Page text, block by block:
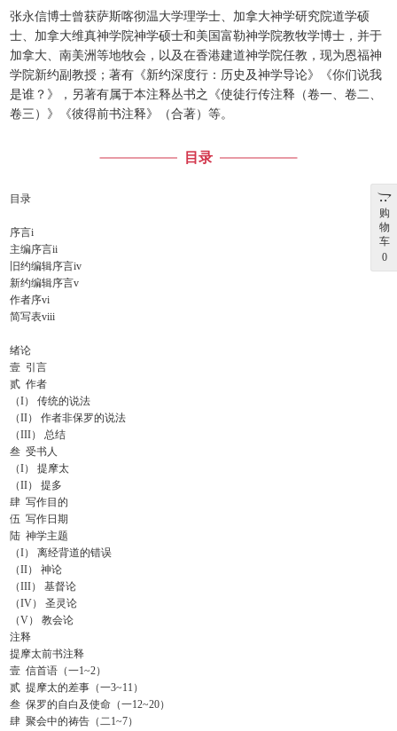
张永信博士曾获萨斯喀彻温大学理学士、加拿大神学研究院道学硕
士、加拿大维真神学院神学硕士和美国富勒神学院教牧学博士，并于
加拿大、南美洲等地牧会，以及在香港建道神学院任教，现为恩福神
学院新约副教授；著有《新约深度行：历史及神学导论》《你们说我
是谁？》，另著有属于本注释丛书之《使徒行传注释（卷一、卷二、
卷三）》《彼得前书注释》（合著）等。
目录
目录
序言i
主编序言ii
旧约编辑序言iv
新约编辑序言v
作者序vi
简写表viii
绪论
壹 引言
贰 作者
（I）
传统的说法
（II）
作者非保罗的说法
（III）
总结
叁 受书人
（I）
提摩太
（II）
提多
肆 写作目的
伍 写作日期
陆 神学主题
（I）
离经背道的错误
（II）
神论
（III）
基督论
（IV）
圣灵论
（V）
教会论
注释
提摩太前书注释
壹 信首语（一1~2）
贰 提摩太的差事（一3~11 ）
叁 保罗的自白及使命（一12~20）
肆 聚会中的祷告（二1~7）
购
物
车
0